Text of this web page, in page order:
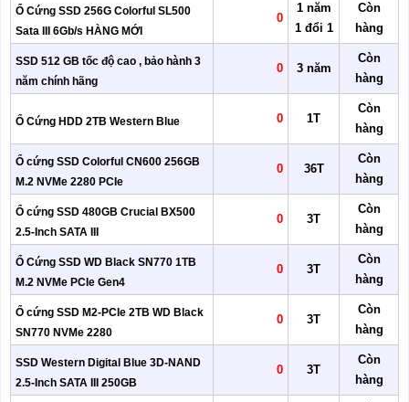
Ổ Cứng SSD 256G Colorful SL500
Sata III 6Gb/s HÀNG MỚI
0
1 năm
1 đổi 1
Còn
hàng
SSD 512 GB tốc độ cao , bảo hành 3
năm chính hãng
0 3 năm
Còn
hàng
Ổ Cứng HDD 2TB Western Blue 0 1T
Còn
hàng
Ổ cứng SSD Colorful CN600 256GB
M.2 NVMe 2280 PCIe
0 36T
Còn
hàng
Ổ cứng SSD 480GB Crucial BX500
2.5-Inch SATA III
0 3T
Còn
hàng
Ổ Cứng SSD WD Black SN770 1TB
M.2 NVMe PCIe Gen4
0 3T
Còn
hàng
Ổ cứng SSD M2-PCIe 2TB WD Black
SN770 NVMe 2280
0 3T
Còn
hàng
SSD Western Digital Blue 3D-NAND
2.5-Inch SATA III 250GB
0 3T
Còn
hàng